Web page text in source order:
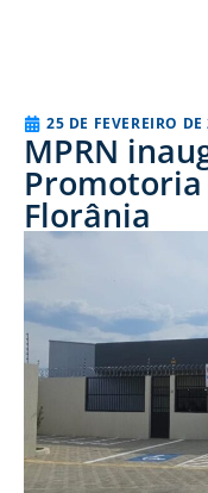
25 DE FEVEREIRO
MPRN
Promotoria
Florânia